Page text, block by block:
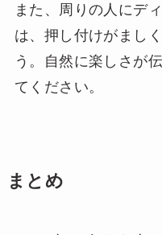
また、周りの人にデ
は、押し付けがまし
う。自然に楽しさが
てください。
まとめ